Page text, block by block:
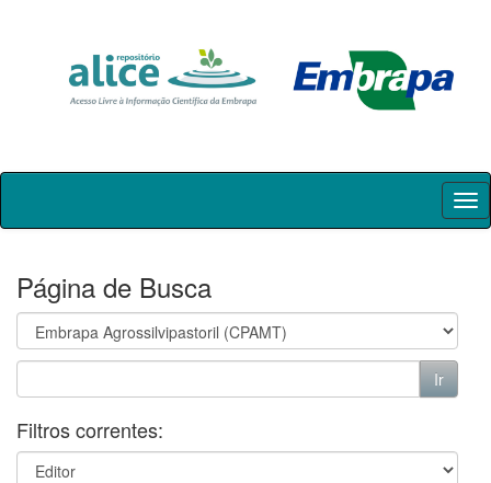
Skip
Página de Busca
Filtros correntes: